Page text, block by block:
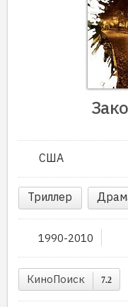
США
Триллер
1990-2010
КиноПоиск 7.2